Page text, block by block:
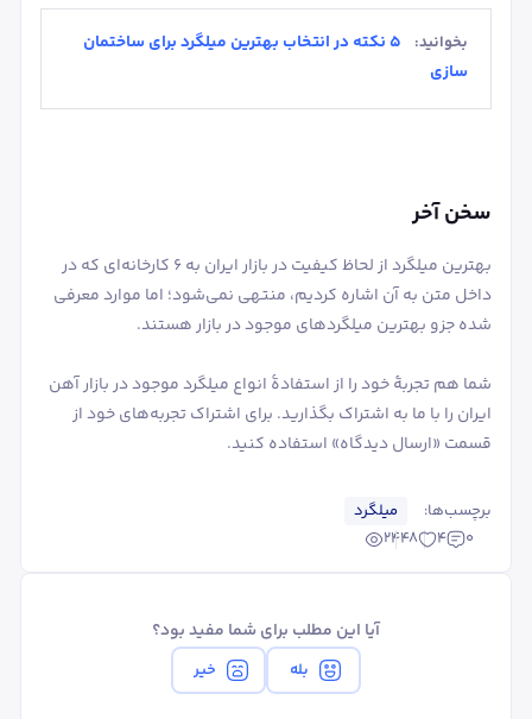
بخوانید:
5 نکته در انتخاب بهترین میلگرد برای ساختمان
سازی
سخن آخر
بهترین میلگرد از لحاظ کیفیت در بازار ایران به 6 کارخانه‌ای که در
داخل متن به آن اشاره کردیم، منتهی نمی‌شود؛ اما موارد معرفی
شده جزو بهترین میلگردهای موجود در بازار هستند.
شما هم تجربۀ خود را از استفادۀ انواع میلگرد موجود در بازار آهن
ایران را با ما به اشتراک بگذارید. برای اشتراک تجربه‌های خود از
قسمت «ارسال دیدگاه» استفاده کنید.
برچسب‌ها:
میلگرد
0
4
2448
آیا این مطلب برای شما مفید بود؟
بله خیر